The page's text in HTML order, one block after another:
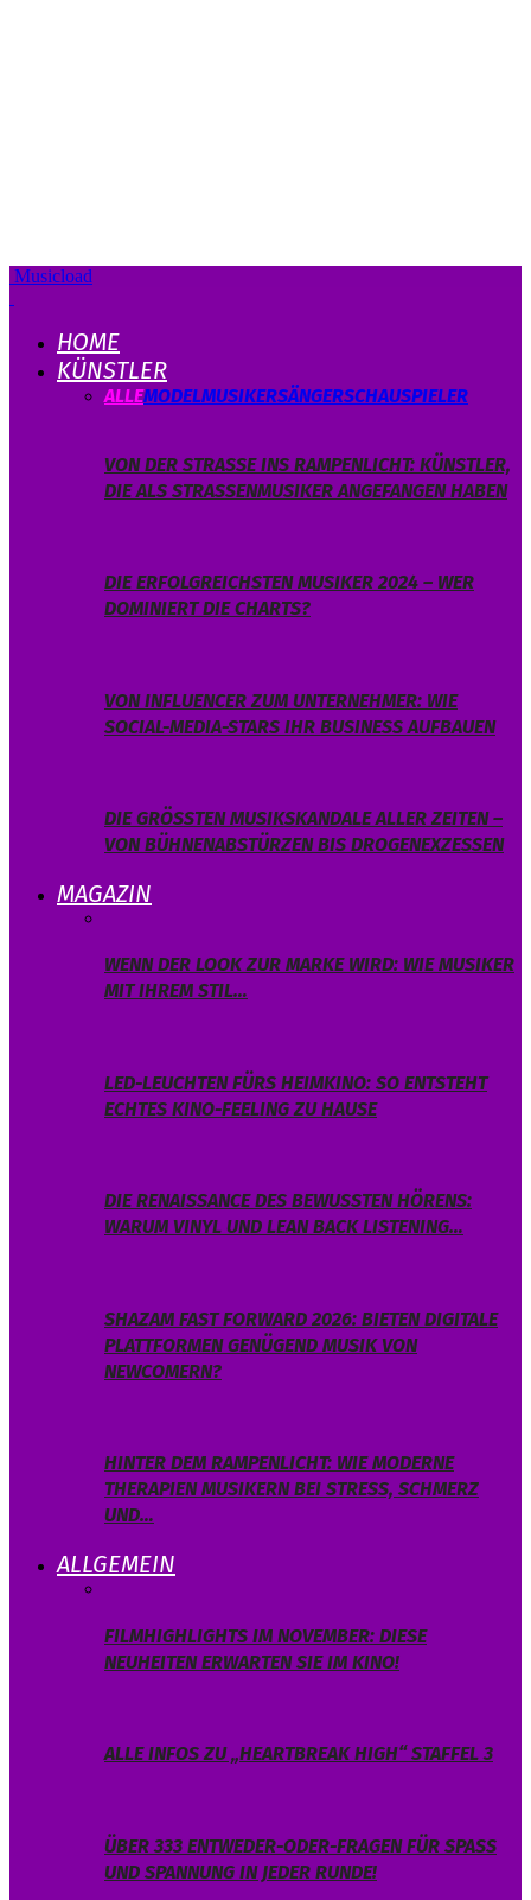
Musicload
HOME
KÜNSTLER
ALLEMODELMUSIKERSÄNGERSCHAUSPIELER
VON DER STRASSE INS RAMPENLICHT: KÜNSTLER, D
IE ALS STRASSENMUSIKER ANGEFANGEN HABEN
DIE ERFOLGREICHSTEN MUSIKER 2024 – WER
DOMINIERT DIE CHARTS?
VON INFLUENCER ZUM UNTERNEHMER: WIE
SOCIAL-MEDIA-STARS IHR BUSINESS AUFBAUEN
DIE GRÖSSTEN MUSIKSKANDALE ALLER ZEITEN – V
ON BÜHNENABSTÜRZEN BIS DROGENEXZESSEN
MAGAZIN
WENN DER LOOK ZUR MARKE WIRD: WIE MUSIKER
MIT IHREM STIL…
LED-LEUCHTEN FÜRS HEIMKINO: SO ENTSTEHT
ECHTES KINO-FEELING ZU HAUSE
DIE RENAISSANCE DES BEWUSSTEN HÖRENS:
WARUM VINYL UND LEAN BACK LISTENING…
SHAZAM FAST FORWARD 2026: BIETEN DIGITALE
PLATTFORMEN GENÜGEND MUSIK VON
NEWCOMERN?
HINTER DEM RAMPENLICHT: WIE MODERNE
THERAPIEN MUSIKERN BEI STRESS, SCHMERZ
UND…
ALLGEMEIN
FILMHIGHLIGHTS IM NOVEMBER: DIESE
NEUHEITEN ERWARTEN SIE IM KINO!
ALLE INFOS ZU „HEARTBREAK HIGH“ STAFFEL 3
ÜBER 333 ENTWEDER-ODER-FRAGEN FÜR SPASS U
ND SPANNUNG IN JEDER RUNDE!